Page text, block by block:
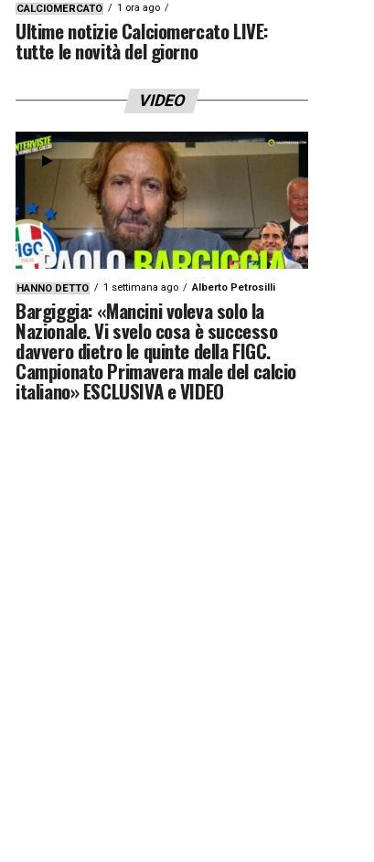
CALCIOMERCATO 1 ora ago
Ultime notizie Calciomercato LIVE:
tutte le novità del giorno
VIDEO
HANNO DETTO 1 settimana ago Alberto Petrosilli
Bargiggia: «Mancini voleva solo la
Nazionale. Vi svelo cosa è successo
davvero dietro le quinte della FIGC.
Campionato Primavera male del calcio
italiano» ESCLUSIVA e VIDEO